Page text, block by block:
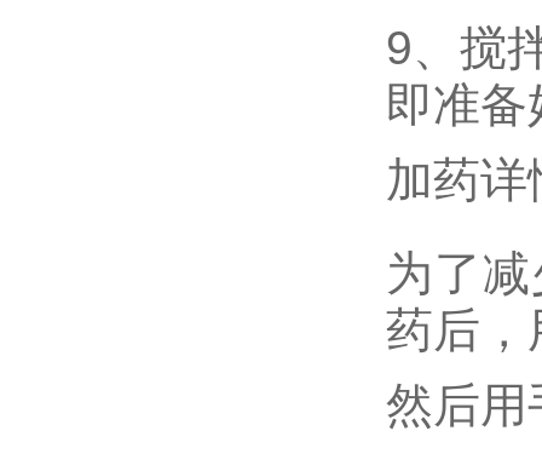
9、搅
即准
加药
为了
药后，
然后用